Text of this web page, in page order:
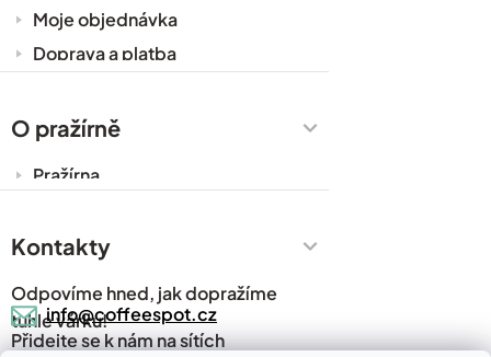
Moje objednávka
Doprava a platba
Zakázková výroba
Ochrana osobních údajů
O pražírně
Pražírna
Prodejny
Kávový slovník
Napsali o nás
Kontakty
Odpovíme hned, jak dopražíme
tuhle várku!
info@coffeespot.cz
Přidejte se k nám na sítích